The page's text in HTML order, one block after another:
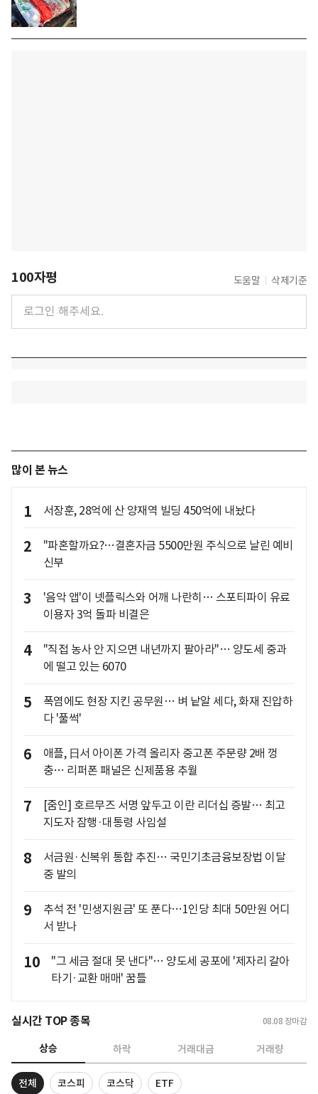
100자평 도움말 삭제기준
많이 본 뉴스
1 서장훈, 28억에 산 양재역 빌딩 450억에 내놨다
2
"파혼할까요?…결혼자금 5500만원 주식으로 날린 예비
신부
3
'음악 앱'이 넷플릭스와 어깨 나란히… 스포티파이 유료
이용자 3억 돌파 비결은
4
"직접 농사 안 지으면 내년까지 팔아라"… 양도세 중과
에 떨고 있는 6070
5
폭염에도 현장 지킨 공무원… 벼 낱알 세다, 화재 진압하
다 '풀썩'
6
애플, 日서 아이폰 가격 올리자 중고폰 주문량 2배 껑
충… 리퍼폰 패널은 신제품용 추월
7
[줌인] 호르무즈 서명 앞두고 이란 리더십 증발… 최고
지도자 잠행·대통령 사임설
8
서금원·신복위 통합 추진… 국민기초금융보장법 이달
중 발의
9
추석 전 '민생지원금' 또 푼다…1인당 최대 50만원 어디
서 받나
10
"그 세금 절대 못 낸다"… 양도세 공포에 '제자리 갈아
타기·교환 매매' 꿈틀
실시간 TOP 종목 08.08 장마감
상승 하락 거래대금 거래량
전체 코스피 코스닥 ETF